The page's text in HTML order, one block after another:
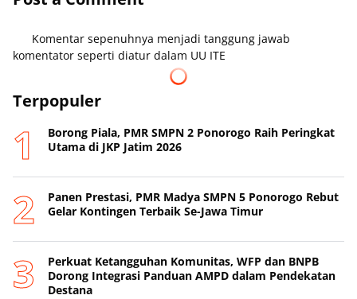
Komentar sepenuhnya menjadi tanggung jawab
komentator seperti diatur dalam UU ITE
Terpopuler
Borong Piala, PMR SMPN 2 Ponorogo Raih Peringkat
Utama di JKP Jatim 2026
Panen Prestasi, PMR Madya SMPN 5 Ponorogo Rebut
Gelar Kontingen Terbaik Se-Jawa Timur
Perkuat Ketangguhan Komunitas, WFP dan BNPB
Dorong Integrasi Panduan AMPD dalam Pendekatan
Destana